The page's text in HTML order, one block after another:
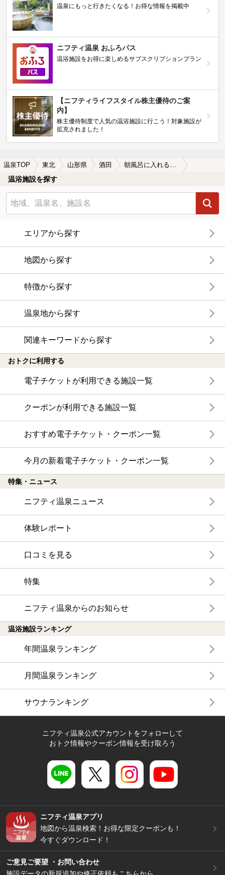
温泉にもっと行きたくなる！お得な情報を掲載中
ニフティ温泉 おふろパス
温浴施設をお得に楽しめるサブスクリプションプラン
【ニフティライフスタイル株主優待のご案
内】
株主優待制度で人気の温浴施設に行こう！対象施設が
拡充されました！
温泉TOP 東北 山形県 酒田 朝風呂に入れる酒田の温泉、日帰り温泉、スーパー銭湯おすすめ
温浴施設を探す
エリアから探す
地図から探す
特徴から探す
温泉地から探す
関連キーワードから探す
おトクに利用する
電子チケットが利用できる施設一覧
クーポンが利用できる施設一覧
おすすめ電子チケット・クーポン一覧
今月の新着電子チケット・クーポン一覧
特集・ニュース
ニフティ温泉ニュース
体験レポート
口コミを見る
特集
ニフティ温泉からのお知らせ
温浴施設ランキング
年間温泉ランキング
月間温泉ランキング
サウナランキング
ニフティ温泉公式アカウントをフォローして
おトク情報やクーポン情報を受け取ろう
ニフティ温泉アプリ
地図から温泉検索！お得な限定クーポンも！
今すぐダウンロード！
ご意見ご要望 ・お問い合わせ